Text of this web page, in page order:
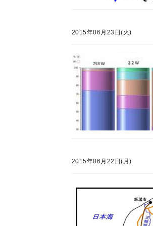
2015年06月23日(火)
2015年06月22日(月)